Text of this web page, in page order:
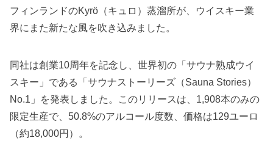
フィンランドのKyrö（キュロ）蒸溜所が、ウイスキー業
界にまた新たな風を吹き込みました。
同社は創業10周年を記念し、世界初の「サウナ熟成ウイ
スキー」である「サウナストーリーズ（Sauna Stories）
No.1」を発表しました。このリリースは、1,908本のみの
限定生産で、50.8%のアルコール度数、価格は129ユーロ
（約18,000円）。